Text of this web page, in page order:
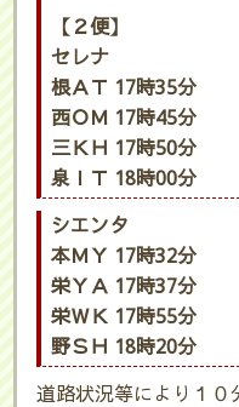
【２便】
セレナ
根ＡＴ 17時35分
西ＯＭ 17時45分
三ＫＨ 17時50分
泉ＩＴ 18時00分
シエンタ
本ＭＹ 17時32分
栄ＹＡ 17時37分
栄ＷＫ 17時55分
野ＳＨ 18時20分
道路状況等により１０